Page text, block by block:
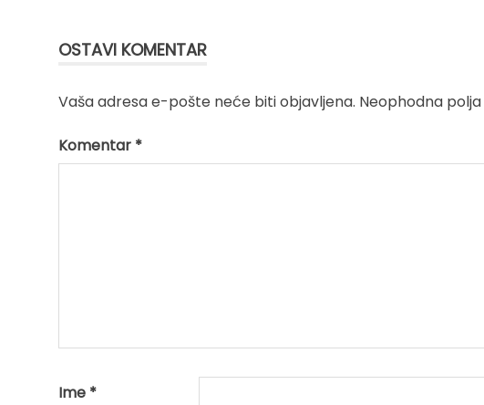
OSTAVI KOMENTAR
Vaša adresa e-pošte neće biti objavljena. Neophodna
Komentar *
Ime *